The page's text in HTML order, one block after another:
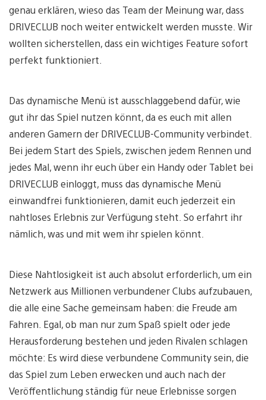
genau erklären, wieso das Team der Meinung war, dass
DRIVECLUB noch weiter entwickelt werden musste. Wir
wollten sicherstellen, dass ein wichtiges Feature sofort
perfekt funktioniert.
Das dynamische Menü ist ausschlaggebend dafür, wie
gut ihr das Spiel nutzen könnt, da es euch mit allen
anderen Gamern der DRIVECLUB-Community verbindet.
Bei jedem Start des Spiels, zwischen jedem Rennen und
jedes Mal, wenn ihr euch über ein Handy oder Tablet bei
DRIVECLUB einloggt, muss das dynamische Menü
einwandfrei funktionieren, damit euch jederzeit ein
nahtloses Erlebnis zur Verfügung steht. So erfahrt ihr
nämlich, was und mit wem ihr spielen könnt.
Diese Nahtlosigkeit ist auch absolut erforderlich, um ein
Netzwerk aus Millionen verbundener Clubs aufzubauen,
die alle eine Sache gemeinsam haben: die Freude am
Fahren. Egal, ob man nur zum Spaß spielt oder jede
Herausforderung bestehen und jeden Rivalen schlagen
möchte: Es wird diese verbundene Community sein, die
das Spiel zum Leben erwecken und auch nach der
Veröffentlichung ständig für neue Erlebnisse sorgen